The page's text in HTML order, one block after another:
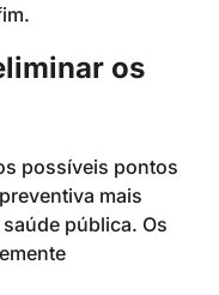
os
possíveis pontos
mais
pública. Os